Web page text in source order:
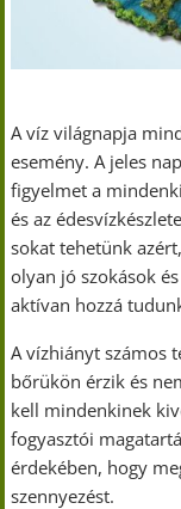
A víz világnapja
esemény. A jeles
figyelmet a
és az
sokat tehetünk
olyan jó szokások
aktívan hozzá
A vízhiányt számos
bőrükön érzik és
kell mindenkinek
fogyasztói
érdekében, hogy
szennyezést.